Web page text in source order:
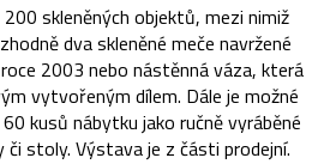
skleněných objektů, mezi nimiž
dva skleněné meče navržené
2003 nebo nástěnná váza, která
vytvořeným dílem. Dále je možné
kusů nábytku jako ručně vyráběné
či stoly. Výstava je z části prodejní.